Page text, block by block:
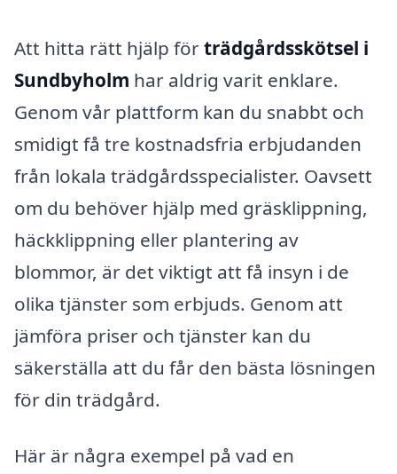
Att hitta rätt hjälp förträdgårdsskötsel i
Sundbyholm har aldrig varit enklare.
Genom vår plattform kan du snabbt och
smidigt få tre kostnadsfria erbjudanden
från lokala trädgårdsspecialister. Oavsett
om du behöver hjälp med gräsklippning,
häckklippning eller plantering av
blommor, är det viktigt att få insyn i de
olika tjänster som erbjuds. Genom att
jämföra priser och tjänster kan du
säkerställa att du får den bästa lösningen
för din trädgård.
Här är några exempel på vad en